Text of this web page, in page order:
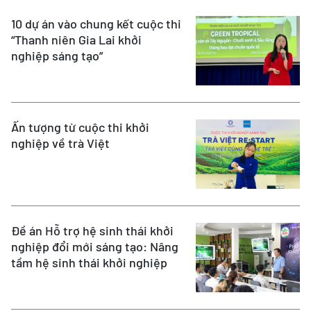
10 dự án vào chung kết cuộc thi
“Thanh niên Gia Lai khởi
nghiệp sáng tạo”
Ấn tượng từ cuộc thi khởi
nghiệp về trà Việt
Đề án Hỗ trợ hệ sinh thái khởi
nghiệp đổi mới sáng tạo: Nâng
tầm hệ sinh thái khởi nghiệp